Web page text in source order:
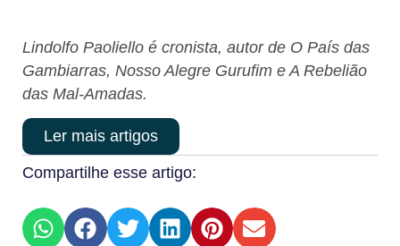
Lindolfo Paoliello é cronista, autor de O País das
Gambiarras, Nosso Alegre Gurufim e A Rebelião
das Mal-Amadas.
Ler mais artigos
Compartilhe esse artigo: